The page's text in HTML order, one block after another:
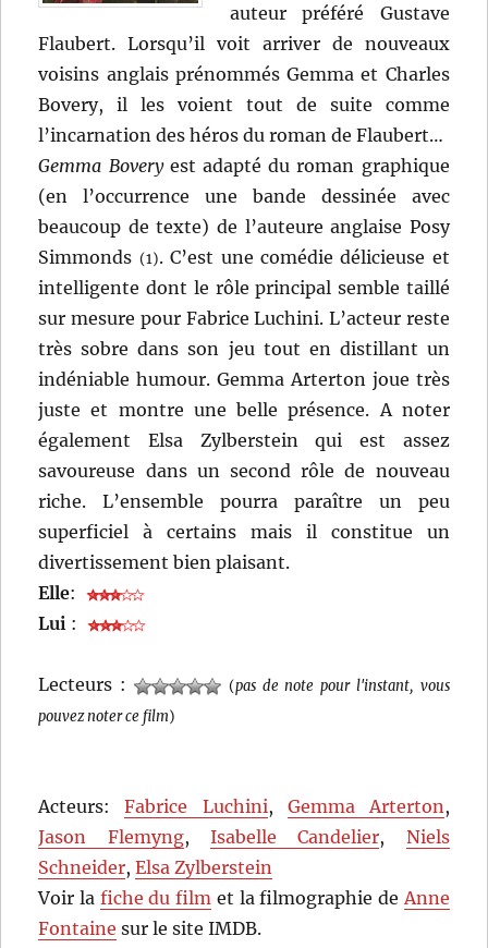
auteur préféré Gustave
Flaubert. Lorsqu’il voit arriver de nouveaux
voisins anglais prénommés Gemma et Charles
Bovery, il les voient tout de suite comme
l’incarnation des héros du roman de Flaubert…
Gemma Boveryest adapté du roman graphique
(en l’occurrence une bande dessinée avec
beaucoup de texte) de l’auteure anglaise Posy
Simmonds (1). C’est une comédie délicieuse et
intelligente dont le rôle principal semble taillé
sur mesure pour Fabrice Luchini. L’acteur reste
très sobre dans son jeu tout en distillant un
indéniable humour. Gemma Arterton joue très
juste et montre une belle présence. A noter
également Elsa Zylberstein qui est assez
savoureuse dans un second rôle de nouveau
riche. L’ensemble pourra paraître un peu
superficiel à certains mais il constitue un
divertissement bien plaisant.
Elle:
Lui :
Lecteurs : (pas de note pour l'instant, vous
pouvez noter ce film)
Acteurs:Fabrice Luchini, Gemma Arterton ,
Jason Flemyng,Isabelle Candelier, Niels
Schneider,Elsa Zylberstein
Voir la fiche du film et la filmographie de Anne
Fontaine sur le site IMDB.